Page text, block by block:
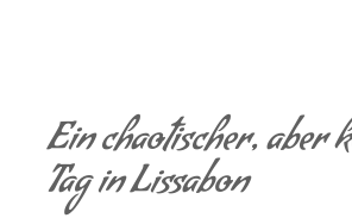
Ein chaotischer, aber
Tag in Lissabon